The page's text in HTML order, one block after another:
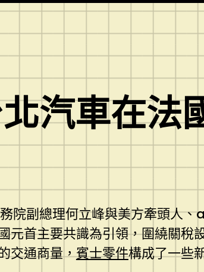
汽車在法
院副總理何立峰與美方牽頭人
元首主要共識為引領，圍繞關稅
交通商量，賓士零件構成了一些